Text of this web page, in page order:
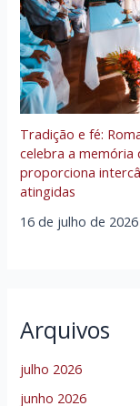
Tradição e fé:
celebra a memória
proporciona
atingidas
16 de julho de 2026
Arquivos
julho 2026
junho 2026